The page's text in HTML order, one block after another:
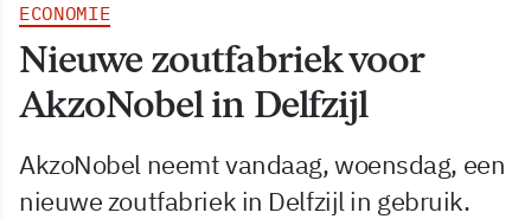
ECONOMIE
Nieuwe zoutfabriek voor
AkzoNobel in Delfzijl
AkzoNobel neemt vandaag, woensdag, een
nieuwe zoutfabriek in Delfzijl in gebruik.